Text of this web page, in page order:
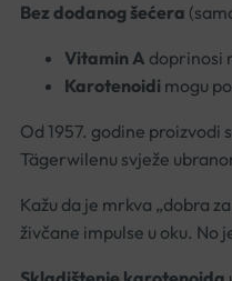
Bez dodanog šećera
Vitamin A doprinosi
Karotenoidi mogu
Od 1957. godine
Tägerwilenu svježe
Kažu da je mrkva „dobra
živčane impulse u oku. No